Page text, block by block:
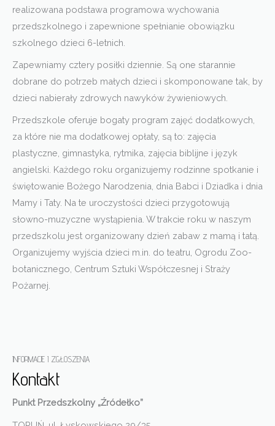
realizowana podstawa programowa wychowania
przedszkolnego i zapewnione spełnianie obowiązku
szkolnego dzieci 6-letnich.
Zapewniamy cztery posiłki dziennie. Są one starannie
dobrane do potrzeb małych dzieci i skomponowane tak, by
dzieci nabierały zdrowych nawyków żywieniowych.
Przedszkole oferuje bogaty program zajęć dodatkowych,
za które nie ma dodatkowej opłaty, są to: zajęcia
plastyczne, gimnastyka, rytmika, zajęcia biblijne i język
angielski. Każdego roku organizujemy rodzinne spotkanie i
świętowanie Bożego Narodzenia, dnia Babci i Dziadka i dnia
Mamy i Taty. Na te uroczystości dzieci przygotowują
słowno-muzyczne wystąpienia. W trakcie roku w naszym
przedszkolu jest organizowany dzień zabaw z mamą i tatą.
Organizujemy wyjścia dzieci m.in. do teatru, Ogrodu Zoo-
botanicznego, Centrum Sztuki Współczesnej i Straży
Pożarnej.
INFORMACJE I ZGŁOSZENIA
Kontakt
Punkt Przedszkolny „Źródełko”